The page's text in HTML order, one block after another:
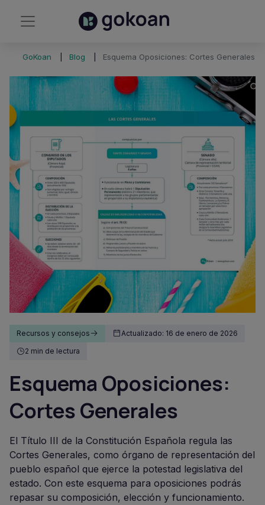
GoKoan Blog Esquema Oposiciones: Cortes Generales
Recursos y consejos
Actualizado: 16 de enero de 2026
2 min de lectura
Esquema Oposiciones:
Cortes Generales
El Título III de la Constitución Española regula las
Cortes Generales, como órgano de representación del
pueblo español que ejerce la potestad legislativa del
estado. Con este esquema para oposiciones podrás
repasar su composición, elección y funcionamiento.